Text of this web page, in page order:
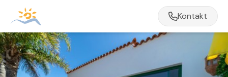
Kontakt